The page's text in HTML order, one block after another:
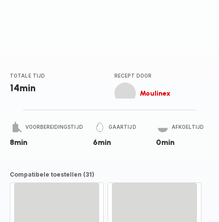
TOTALE TIJD
14min
RECEPT DOOR
Moulinex
VOORBEREIDINGSTIJD
8min
GAARTIJD
6min
AFKOELTIJD
0min
Compatibele toestellen (31)